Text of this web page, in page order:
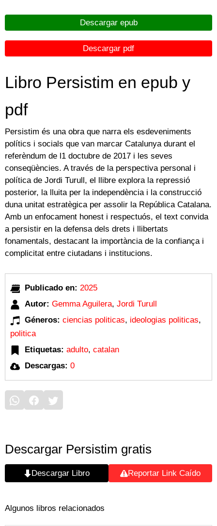
Descargar epub
Descargar pdf
Libro Persistim en epub y
pdf
Persistim és una obra que narra els esdeveniments
polítics i socials que van marcar Catalunya durant el
referèndum de l1 doctubre de 2017 i les seves
conseqüències. A través de la perspectiva personal i
política de Jordi Turull, el llibre explora la repressió
posterior, la lluita per la independència i la construcció
duna unitat estratègica per assolir la República Catalana.
Amb un enfocament honest i respectuós, el text convida
a persistir en la defensa dels drets i llibertats
fonamentals, destacant la importància de la confiança i
complicitat entre ciutadans i institucions.
Publicado en: 2025
Autor: Gemma Aguilera, Jordi Turull
Géneros: ciencias politicas, ideologias politicas,
politica
Etiquetas: adulto, catalan
Descargas: 0
Descargar Persistim gratis
Descargar Libro Reportar Link Caído
Algunos libros relacionados